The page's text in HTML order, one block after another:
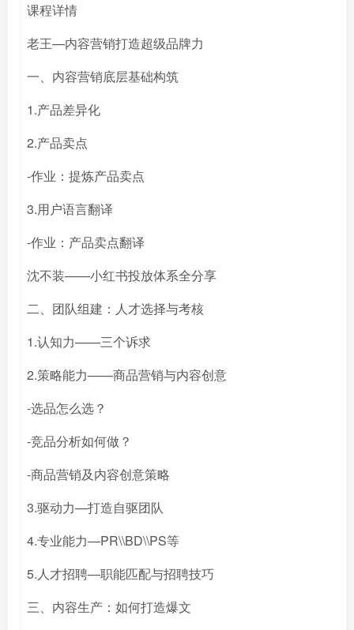
课程详情
老王—内容营销打造超级品牌力
一、内容营销底层基础构筑
1.产品差异化
2.产品卖点
-作业：提炼产品卖点
3.用户语言翻译
-作业：产品卖点翻译
沈不装——小红书投放体系全分享
二、团队组建：人才选择与考核
1.认知力——三个诉求
2.策略能力——商品营销与内容创意
-选品怎么选？
-竞品分析如何做？
-商品营销及内容创意策略
3.驱动力—打造自驱团队
4.专业能力—PR\\BD\\PS等
5.人才招聘—职能匹配与招聘技巧
三、内容生产：如何打造爆文